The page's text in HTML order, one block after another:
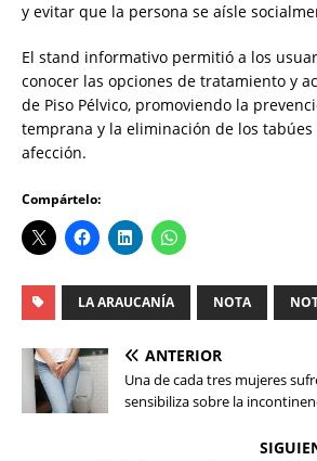
y evitar que la persona se aísle
El stand informativo permitió a los
conocer las opciones de tratamiento y
de Piso Pélvico, promoviendo la
temprana y la eliminación de los
afección.
Compártelo:
LA ARAUCANÍA NOTA
ANTERIOR
Una de cada tres mujeres
sensibiliza sobre la